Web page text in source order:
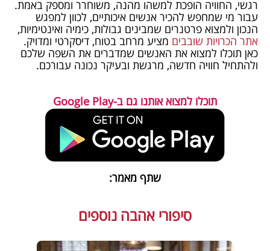
רגשי, החוויה הופכת למשהו מהנה, משוחרר ומספק באמת.
עבור מי שמחפש להכיר אנשים איכותיים, לכוון למפגש
הנכון ולמצוא פרטנרים שמבינים גבולות, כימיה ואינטימיות,
אתר הכרויות שובבים מציע מרחב בטוח, דיסקרטי ומדויק.
כאן תוכלו למצוא את האנשים שמדברים את השפה שלכם
ולהתחיל חוויה חדשה, מרגשת ובעיקר נכונה עבורכם.
תוכלו למצוא אותנו גם ב-Google Play
שתף מאמר:
סיפורי אהבה נוספים